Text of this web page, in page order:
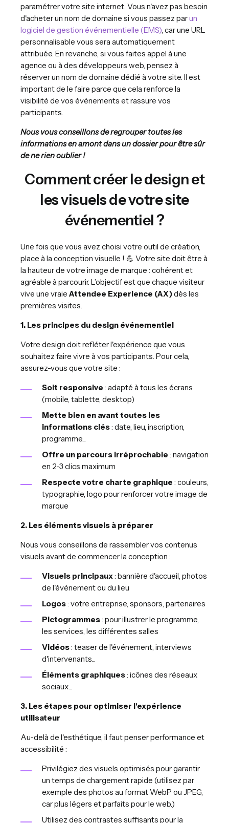
paramétrer votre site internet. Vous n'avez pas besoin
d'acheter un nom de domaine si vous passez parun
logiciel de gestion événementielle (EMS) , car une URL
personnalisable vous sera automatiquement
attribuée. En revanche, si vous faites appel à une
agence ou à des développeurs web, pensez à
réserver un nom de domaine dédié à votre site. Il est
important de le faire parce que cela renforce la
visibilité de vos événements et rassure vos
participants.
Nous vous conseillons de regrouper toutes les
informations en amont dans un dossier pour être sûr
de ne rien oublier !
Comment créer le design et
les visuels de votre site
événementiel ?
Une fois que vous avez choisi votre outil de création,
place à la conception visuelle ! 💪 Votre site doit être à
la hauteur de votre image de marque : cohérent et
agréable à parcourir. L’objectif est que chaque visiteur
vive une vraie Attendee Experience (AX)dès les
premières visites.
1. Les principes du design événementiel
Votre design doit refléter l'expérience que vous
souhaitez faire vivre à vos participants. Pour cela,
assurez-vous que votre site :
Soit responsive : adapté à tous les écrans
(mobile, tablette, desktop)
Mette bien en avant toutes les
informations clés: date, lieu, inscription,
programme...
Offre un parcours irréprochable : navigation
en 2-3 clics maximum
Respecte votre charte graphique : couleurs,
typographie, logo pour renforcer votre image de
marque
2. Les éléments visuels à préparer
Nous vous conseillons de rassembler vos contenus
visuels avant de commencer la conception :
Visuels principaux: bannière d'accueil, photos
de l'événement ou du lieu
Logos: votre entreprise, sponsors, partenaires
Pictogrammes: pour illustrer le programme,
les services, les différentes salles
Vidéos: teaser de l'événement, interviews
d'intervenants...
Éléments graphiques: icônes des réseaux
sociaux...
3. Les étapes pour optimiser l'expérience
utilisateur
Au-delà de l'esthétique, il faut penser performance et
accessibilité :
Privilégiez des visuels optimisés pour garantir
un temps de chargement rapide (utilisez par
exemple des photos au format WebP ou JPEG,
car plus légers et parfaits pour le web.)
Utilisez des contrastes suffisants pour la